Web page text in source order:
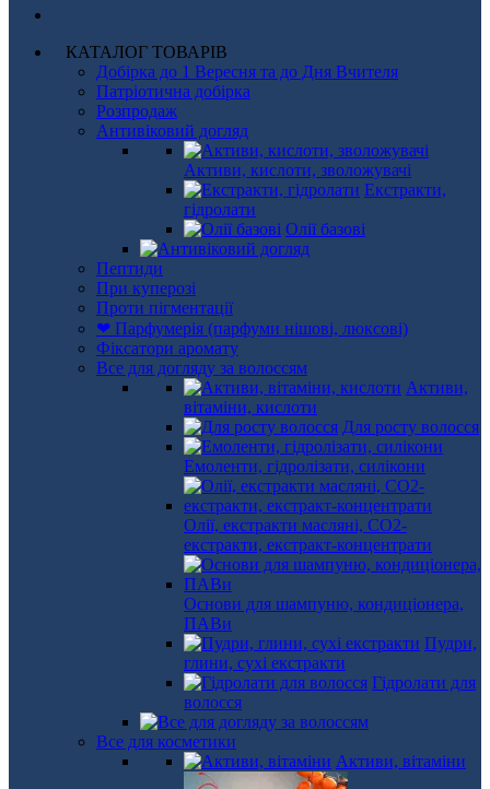
КАТАЛОГ ТОВАРІВ
Добірка до 1 Вересня та до Дня Вчителя
Патріотична добірка
Розпродаж
Антивіковий догляд
Активи, кислоти, зволожувачі
Екстракти,
гідролати
Олії базові
Пептиди
При куперозі
Проти пігментації
❤ Парфумерія (парфуми нішові, люксові)
Фіксатори аромату
Все для догляду за волоссям
Активи,
вітаміни, кислоти
Для росту волосся
Емоленти, гідролізати, силікони
Олії, екстракти масляні, СО2-
екстракти, екстракт-концентрати
Основи для шампуню, кондиціонера,
ПАВи
Пудри,
глини, сухі екстракти
Гідролати для
волосся
Все для косметики
Активи, вітаміни